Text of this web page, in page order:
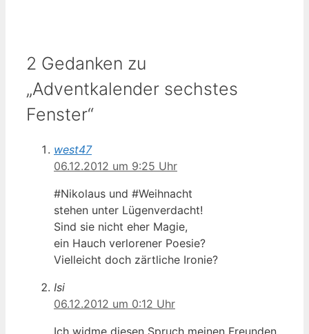
2 Gedanken zu
„Adventkalender sechstes
Fenster“
west47
06.12.2012 um 9:25 Uhr
#Nikolaus und #Weihnacht
stehen unter Lügenverdacht!
Sind sie nicht eher Magie,
ein Hauch verlorener Poesie?
Vielleicht doch zärtliche Ironie?
Isi
06.12.2012 um 0:12 Uhr